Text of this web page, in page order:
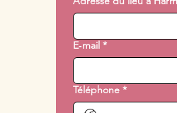
E‑mail *
Téléphone *